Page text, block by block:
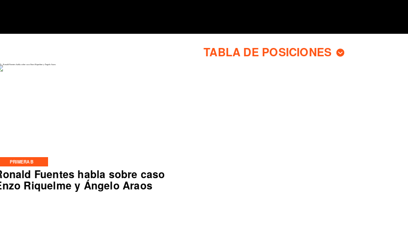
PRIMERA B
Fuentes habla sobre caso
Riquelme y Ángelo Araos
TABLA DE POSICIONES